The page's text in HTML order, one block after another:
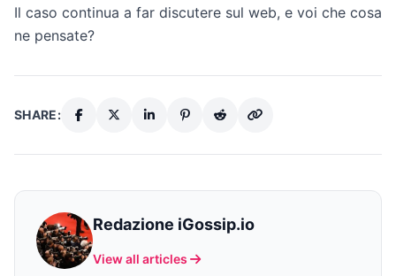
Il caso continua a far discutere sul web, e voi che cosa
ne pensate?
SHARE:
Redazione iGossip.io
View all articles